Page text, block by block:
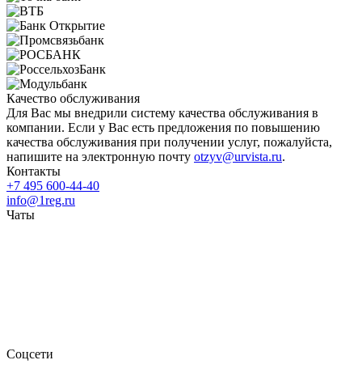
Качество обслуживания
Для Вас мы внедрили систему качества обслуживания в
компании. Если у Вас есть предложения по повышению
качества обслуживания при получении услуг, пожалуйста,
напишите на электронную почту otzyv@urvista.ru.
Контакты
+7 495 600-44-40
info@1reg.ru
Чаты
Соцсети